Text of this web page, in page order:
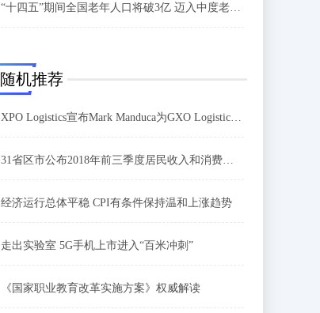
“十四五”期间全国老年人口将破3亿 迈入中度老龄化
随机推荐
XPO Logistics宣布Mark Manduca为GXO Logistics分拆的首席投资官
31省区市公布2018年前三季度居民收入和消费数据
经济运行总体平稳 CPI有条件保持温和上涨趋势
走出实验室 5G手机上市进入“百米冲刺”
《国家职业教育改革实施方案》权威解读